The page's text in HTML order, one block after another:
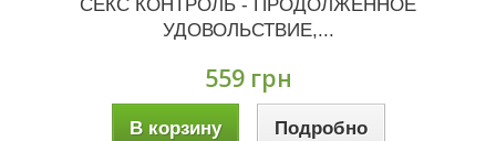
СЕКС КОНТРОЛЬ - ПРОДОЛЖЕННОЕ
УДОВОЛЬСТВИЕ,...
559 грн
В корзину Подробно